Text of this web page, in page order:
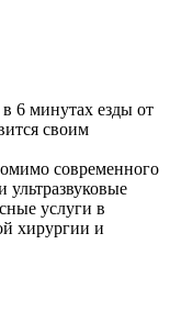
6 минутах езды от
своим
современного
ультразвуковые
услуги в
хирургии и